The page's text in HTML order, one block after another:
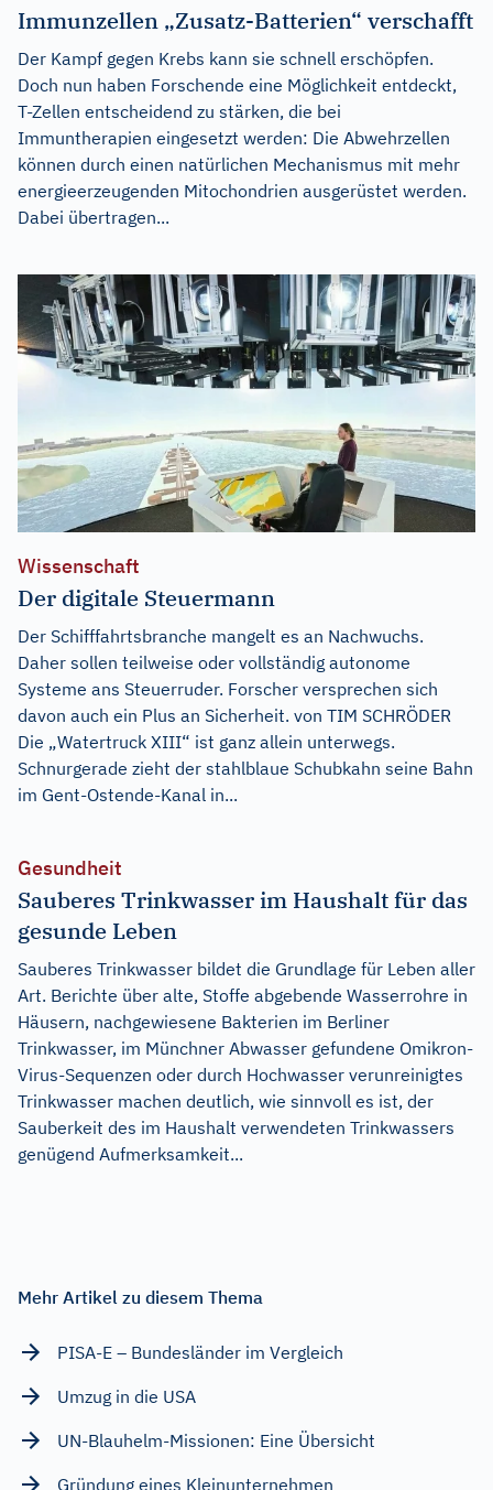
Immunzellen „Zusatz-Batterien“ verschafft
Der Kampf gegen Krebs kann sie schnell erschöpfen.
Doch nun haben Forschende eine Möglichkeit entdeckt,
T-Zellen entscheidend zu stärken, die bei
Immuntherapien eingesetzt werden: Die Abwehrzellen
können durch einen natürlichen Mechanismus mit mehr
energieerzeugenden Mitochondrien ausgerüstet werden.
Dabei übertragen...
Wissenschaft
Der digitale Steuermann
Der Schifffahrtsbranche mangelt es an Nachwuchs.
Daher sollen teilweise oder vollständig autonome
Systeme ans Steuerruder. Forscher versprechen sich
davon auch ein Plus an Sicherheit. von TIM SCHRÖDER
Die „Watertruck XIII“ ist ganz allein unterwegs.
Schnurgerade zieht der stahlblaue Schubkahn seine Bahn
im Gent-Ostende-Kanal in...
Gesundheit
Sauberes Trinkwasser im Haushalt für das
gesunde Leben
Sauberes Trinkwasser bildet die Grundlage für Leben aller
Art. Berichte über alte, Stoffe abgebende Wasserrohre in
Häusern, nachgewiesene Bakterien im Berliner
Trinkwasser, im Münchner Abwasser gefundene Omikron-
Virus-Sequenzen oder durch Hochwasser verunreinigtes
Trinkwasser machen deutlich, wie sinnvoll es ist, der
Sauberkeit des im Haushalt verwendeten Trinkwassers
genügend Aufmerksamkeit...
Mehr Artikel zu diesem Thema
PISA-E – Bundesländer im Vergleich
Umzug in die USA
UN-Blauhelm-Missionen: Eine Übersicht
Gründung eines Kleinunternehmen